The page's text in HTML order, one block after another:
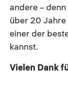
andere –
über 20
einer der
kannst.
Vielen Dank